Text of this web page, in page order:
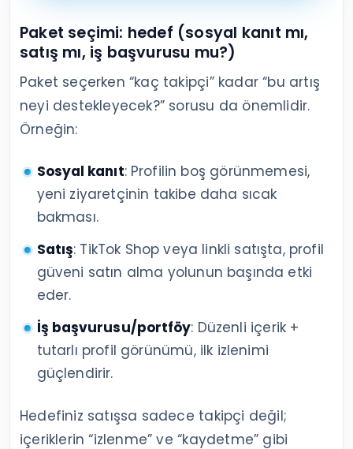
Paket seçimi: hedef (sosyal kanıt mı,
satış mı, iş başvurusu mu?)
Paket seçerken “kaç takipçi” kadar “bu artış
neyi destekleyecek?” sorusu da önemlidir.
Örneğin:
Sosyal kanıt: Profilin boş görünmemesi,
yeni ziyaretçinin takibe daha sıcak
bakması.
Satış: TikTok Shop veya linkli satışta, profil
güveni satın alma yolunun başında etki
eder.
İş başvurusu/portföy: Düzenli içerik +
tutarlı profil görünümü, ilk izlenimi
güçlendirir.
Hedefiniz satışsa sadece takipçi değil;
içeriklerin “izlenme” ve “kaydetme” gibi